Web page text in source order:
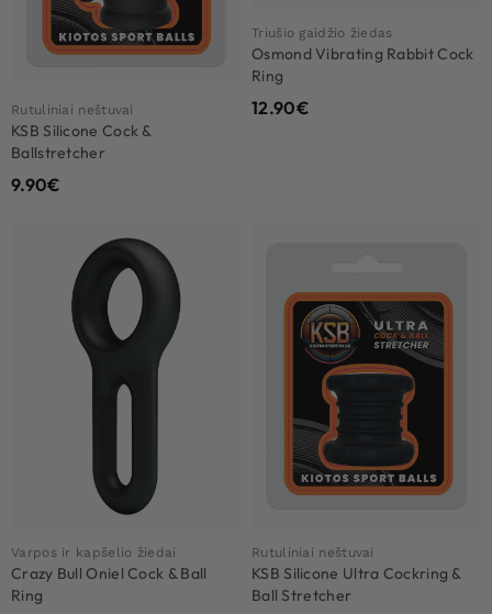
Rutuliniai neštuvai
KSB Silicone Cock &
Ballstretcher
9.90€
Triušio gaidžio žiedas
Osmond Vibrating Rabbit Cock
Ring
12.90€
Varpos ir kapšelio žiedai
Crazy Bull Oniel Cock & Ball
Ring
Rutuliniai neštuvai
KSB Silicone Ultra Cockring &
Ball Stretcher